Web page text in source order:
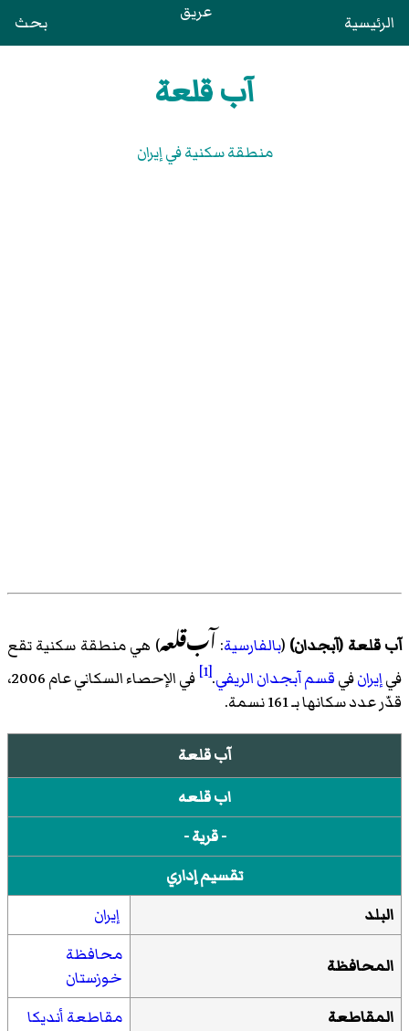
الرئيسية عريق بحث
آب قلعة
منطقة سكنية في إيران
آب قلعة (آبجدان) (بالفارسية: آب‌قلعه) هي منطقة سكنية تقع
فيإيرانفيقسم آبجدان الريفي.
[1]
في الإحصاء السكاني عام 2006،
قدّر عدد سكانها بـ 161 نسمة.
آب قلعة
اب قلعه
- قرية -
تقسيم إداري
البلد
إيران
المحافظة
محافظة
خوزستان
المقاطعة
مقاطعة أنديكا